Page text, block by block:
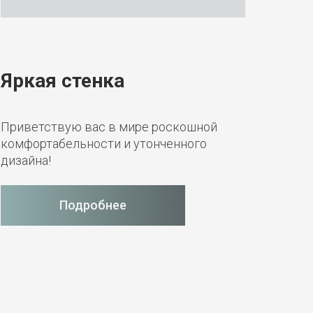
Подробнее
Приветствую вас в мире роскошной
комфортабельности и утонченного
дизайна!
Яркая стенка